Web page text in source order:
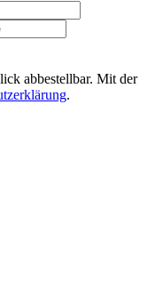
abbestellbar. Mit der
.